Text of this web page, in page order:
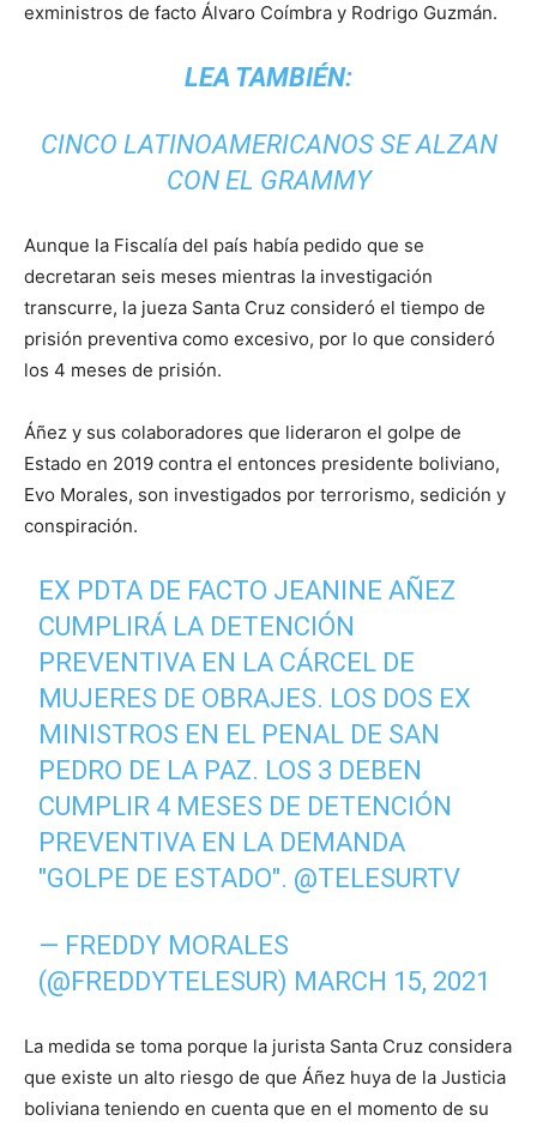
exministros de facto Álvaro Coímbra y Rodrigo Guzmán.
LEA TAMBIÉN:
CINCO LATINOAMERICANOS SE ALZAN
CON EL GRAMMY
Aunque la Fiscalía del país había pedido que se
decretaran seis meses mientras la investigación
transcurre, la jueza Santa Cruz consideró el tiempo de
prisión preventiva como excesivo, por lo que consideró
los 4 meses de prisión.
Áñez y sus colaboradores que lideraron el golpe de
Estado en 2019 contra el entonces presidente boliviano,
Evo Morales, son investigados por terrorismo, sedición y
conspiración.
EX PDTA DE FACTO JEANINE AÑEZ
CUMPLIRÁ LA DETENCIÓN
PREVENTIVA EN LA CÁRCEL DE
MUJERES DE OBRAJES. LOS DOS EX
MINISTROS EN EL PENAL DE SAN
PEDRO DE LA PAZ. LOS 3 DEBEN
CUMPLIR 4 MESES DE DETENCIÓN
PREVENTIVA EN LA DEMANDA
"GOLPE DE ESTADO". @TELESURTV
— FREDDY MORALES
(@FREDDYTELESUR) MARCH 15, 2021
La medida se toma porque la jurista Santa Cruz considera
que existe un alto riesgo de que Áñez huya de la Justicia
boliviana teniendo en cuenta que en el momento de su